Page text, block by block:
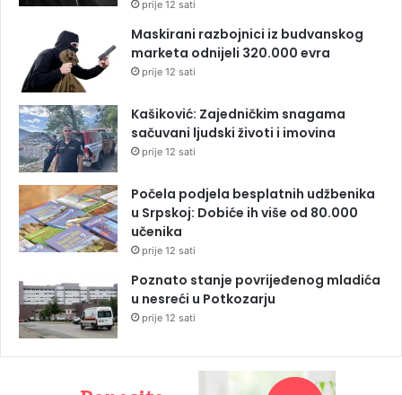
prije 12 sati
Maskirani razbojnici iz budvanskog
marketa odnijeli 320.000 evra
prije 12 sati
Kašiković: Zajedničkim snagama
sačuvani ljudski životi i imovina
prije 12 sati
Počela podjela besplatnih udžbenika
u Srpskoj: Dobiće ih više od 80.000
učenika
prije 12 sati
Poznato stanje povrijeđenog mladića
u nesreći u Potkozarju
prije 12 sati